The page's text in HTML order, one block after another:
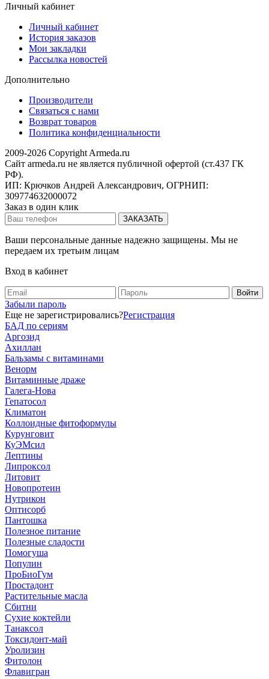
Личный кабинет
Личный кабинет
История заказов
Мои закладки
Рассылка новостей
Дополнительно
Производители
Связаться с нами
Возврат товаров
Политика конфиденциальности
2009-2026 Copyright Armeda.ru
Сайт armeda.ru не является публичной офертой (ст.437 ГК
РФ).
ИП: Крючков Андрей Александрович, ОГРНИП:
309774632000072
Заказ в один клик
Ваши персональные данные надежно защищены. Мы не
передаем их третьим лицам
Вход в кабинет
Забыли пароль
Еще не зарегистрировались?Регистрация
БАД по сериям
Аргозид
Ахиллан
Бальзамы с витаминами
Венорм
Витаминные драже
Галега-Нова
Гепатосол
Климатон
Коллоидные фитоформулы
Курунговит
КуЭМсил
Лептины
Липроксол
Литовит
Новопротеин
Нутрикон
Оптисорб
Пантошка
Полезное питание
Полезные сладости
Помогуша
Популин
ПроБиоГум
Простадонт
Растительные масла
Сбитни
Сухие коктейли
Танаксол
Токсидонт-май
Уролизин
Фитолон
Флавигран